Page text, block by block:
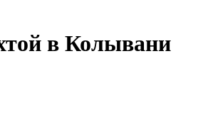
в Колывани